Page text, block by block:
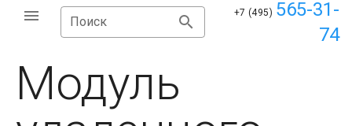
Поиск
+7 (495) 565-31-
74
Модуль